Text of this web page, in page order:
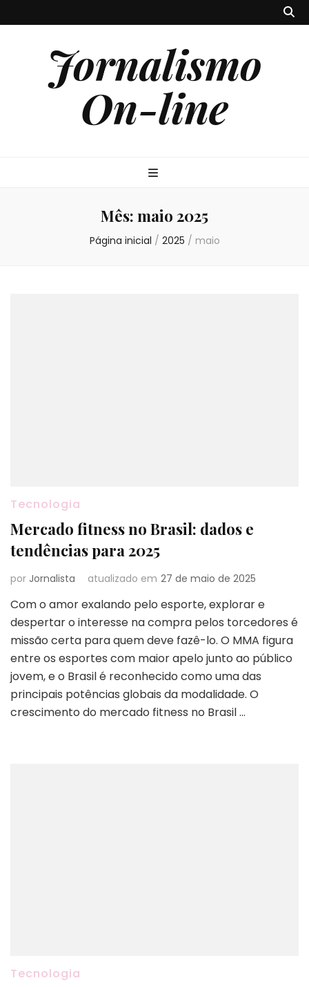
Jornalismo
On-line
Mês: maio 2025
Página inicial / 2025 / maio
Tecnologia
Mercado fitness no Brasil: dados e
tendências para 2025
por Jornalista atualizado em 27 de maio de 2025
Com o amor exalando pelo esporte, explorar e
despertar o interesse na compra pelos torcedores é
missão certa para quem deve fazê-lo. O MMA figura
entre os esportes com maior apelo junto ao público
jovem, e o Brasil é reconhecido como uma das
principais potências globais da modalidade. O
crescimento do mercado fitness no Brasil …
Tecnologia